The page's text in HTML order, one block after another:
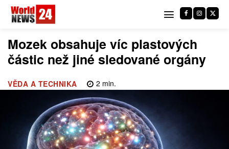
Mozek obsahuje víc plastových
částic než jiné sledované orgány
VĚDA A TECHNIKA 2 min.